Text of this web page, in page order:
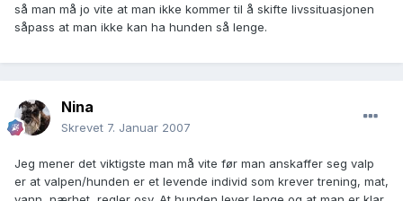
så man må jo vite at man ikke kommer til å skifte livssituasjonen
såpass at man ikke kan ha hunden så lenge.
Nina
Skrevet 7. Januar 2007
Jeg mener det viktigste man må vite før man anskaffer seg valp
er at valpen/hunden er et levende individ som krever trening, mat,